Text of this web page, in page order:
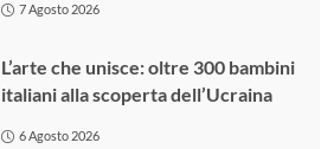
7 Agosto 2026
L’arte che unisce: oltre 300 bambini
italiani alla scoperta dell’Ucraina
6 Agosto 2026